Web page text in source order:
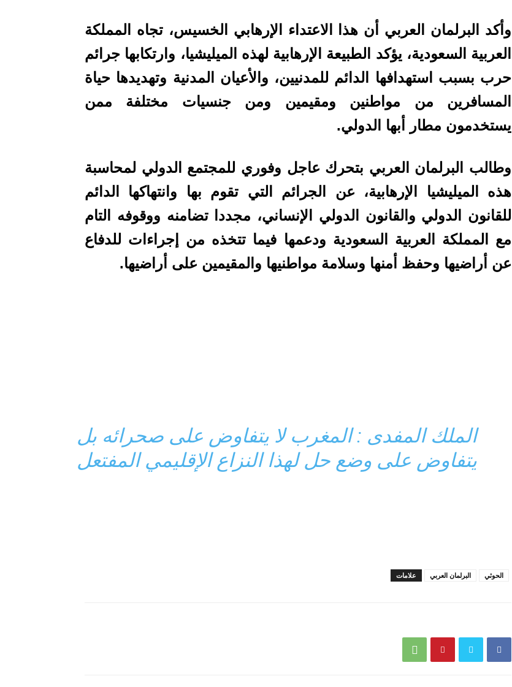
وأكد البرلمان العربي أن هذا الاعتداء الإرهابي الخسيس، تجاه المملكة
العربية السعودية، يؤكد الطبيعة الإرهابية لهذه الميليشيا، وارتكابها جرائم
حرب بسبب استهدافها الدائم للمدنيين، والأعيان المدنية وتهديدها حياة
المسافرين من مواطنين ومقيمين ومن جنسيات مختلفة ممن
يستخدمون مطار أبها الدولي.
وطالب البرلمان العربي بتحرك عاجل وفوري للمجتمع الدولي لمحاسبة
هذه الميليشيا الإرهابية، عن الجرائم التي تقوم بها وانتهاكها الدائم
للقانون الدولي والقانون الدولي الإنساني، مجددا تضامنه ووقوفه التام
مع المملكة العربية السعودية ودعمها فيما تتخذه من إجراءات للدفاع
عن أراضيها وحفظ أمنها وسلامة مواطنيها والمقيمين على أراضيها.
الملك المفدى : المغرب لا يتفاوض على صحرائه بل
يتفاوض على وضع حل لهذا النزاع الإقليمي المفتعل
علامات البرلمان العربي الحوثي